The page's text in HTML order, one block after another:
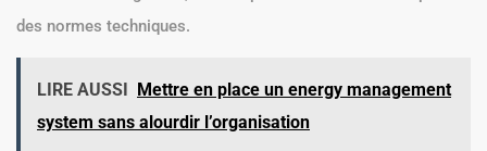
des normes techniques.
LIRE AUSSI
Mettre en place un energy management
system sans alourdir l’organisation